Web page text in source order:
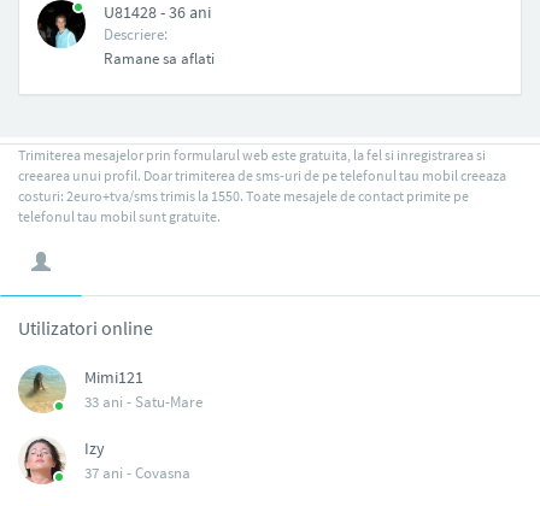
U81428 - 36 ani
Descriere:
Ramane sa aflati
Trimiterea mesajelor prin formularul web este gratuita, la fel si inregistrarea si
creearea unui profil. Doar trimiterea de sms-uri de pe telefonul tau mobil creeaza
costuri: 2euro+tva/sms trimis la 1550. Toate mesajele de contact primite pe
telefonul tau mobil sunt gratuite.
Utilizatori online
Mimi121
33 ani - Satu-Mare
Izy
37 ani -Covasna